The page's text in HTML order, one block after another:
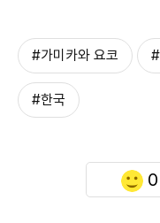
#가미카와 요코
#한국
0